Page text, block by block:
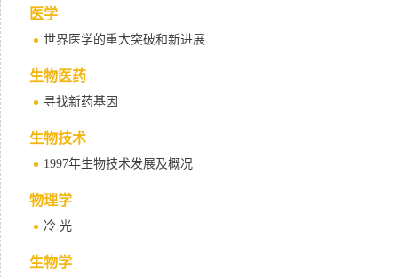
医学
世界医学的重大突破和新进展
生物医药
寻找新药基因
生物技术
1997年生物技术发展及概况
物理学
冷 光
生物学